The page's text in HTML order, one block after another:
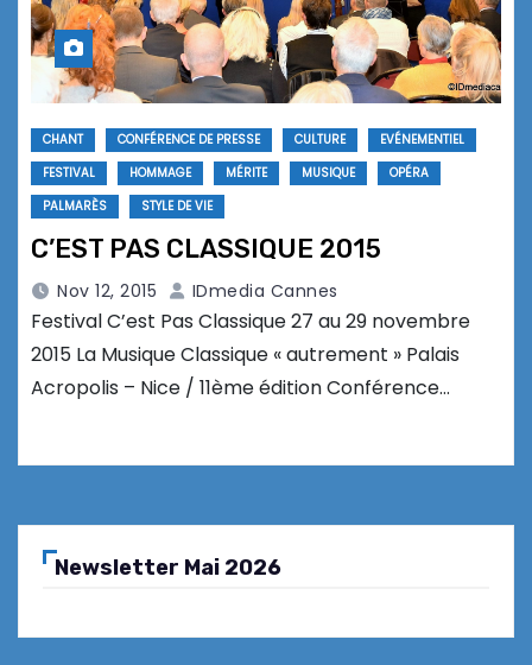
CHANT CONFÉRENCE DE PRESSE CULTURE
EVÉNEMENTIEL
FESTIVAL
HOMMAGE MÉRITE MUSIQUE
OPÉRA
PALMARÈS
STYLE DE VIE
C’EST PAS CLASSIQUE 2015
Nov 12, 2015 IDmedia Cannes
Festival C’est Pas Classique 27 au 29 novembre
2015 La Musique Classique « autrement » Palais
Acropolis – Nice / 11ème édition Conférence…
Newsletter Mai 2026